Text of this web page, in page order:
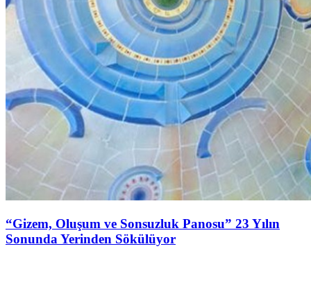
“Gizem, Oluşum ve Sonsuzluk Panosu” 23 Yılın
Sonunda Yerinden Sökülüyor